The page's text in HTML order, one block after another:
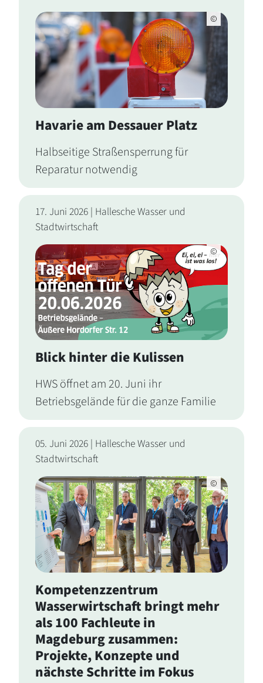
Havarie am Dessauer Platz
Halbseitige Straßensperrung für
Reparatur notwendig
17. Juni 2026 | Hallesche Wasser und
Stadtwirtschaft
Blick hinter die Kulissen
HWS öffnet am 20. Juni ihr
Betriebsgelände für die ganze Familie
05. Juni 2026 | Hallesche Wasser und
Stadtwirtschaft
Kompetenzzentrum
Wasserwirtschaft bringt mehr
als 100 Fachleute in
Magdeburg zusammen:
Projekte, Konzepte und
nächste Schritte im Fokus